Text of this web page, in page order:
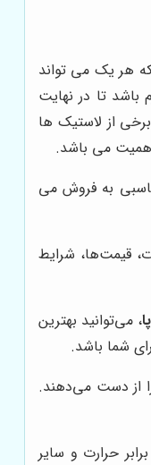
هر یک می تواند
لازم باشد تا در نهایت
از لاستیک ها
اهمیت می باشد.
به فروش می
قیمت‌ها، شرایط
، می‌توانید بهترین
شما باشد.
از دست می‌دهند.
حرارت و سایر